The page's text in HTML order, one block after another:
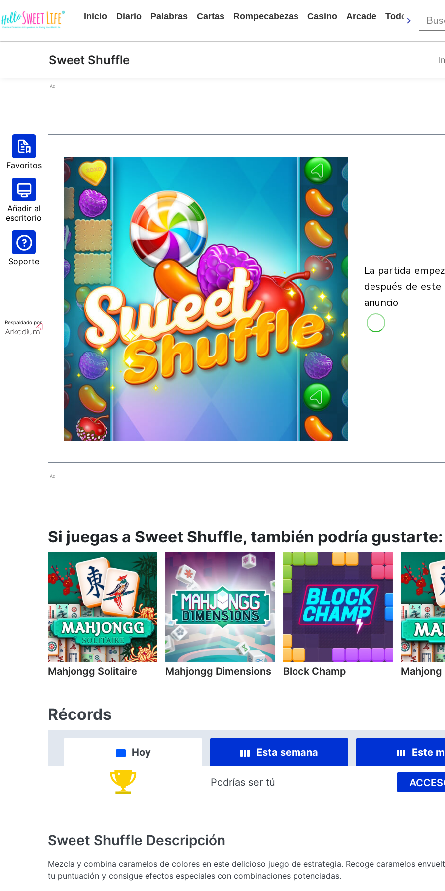
Inicio Diario Palabras Cartas Rompecabezas Casino Arcade Todos Los
Sweet Shuffle
Ad
Favoritos
Añadir al
escritorio
Soporte
Respaldado por
la partida empezará
después de este
anuncio
Ad
Si juegas a Sweet Shuffle, también podría gustarte:
Mahjongg Solitaire Mahjongg Dimensions Block Champ Mahjong
Récords
Hoy Esta semana Este
Podrías ser tú
Sweet Shuffle Descripción
Mezcla y combina caramelos de colores en este delicioso juego de estrategia. Recoge caramelos
tu puntuación y consigue efectos especiales con combinaciones potenciadas.